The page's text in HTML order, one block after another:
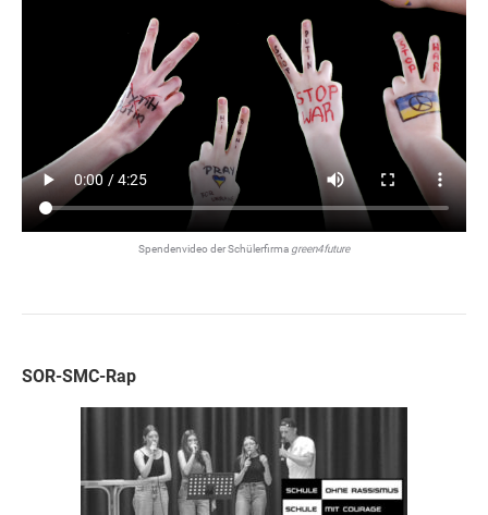
Spendenvideo der Schülerfirma green4future
SOR-SMC-Rap